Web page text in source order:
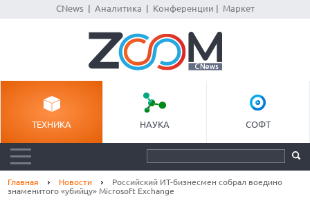
CNews| Аналитика Конференции Маркет
ТЕХНИКА НАУКА СОФТ
Главная Новости
Российский ИТ-бизнесмен собрал воедино
знаменитого «убийцу» Microsoft Exchange